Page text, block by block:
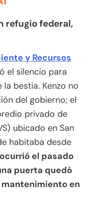
refugio federal,
y Recursos
el silencio para
bestia. Kenzo no
del gobierno; el
privado de
ubicado en San
habitaba desde
el pasado
puerta quedó
en